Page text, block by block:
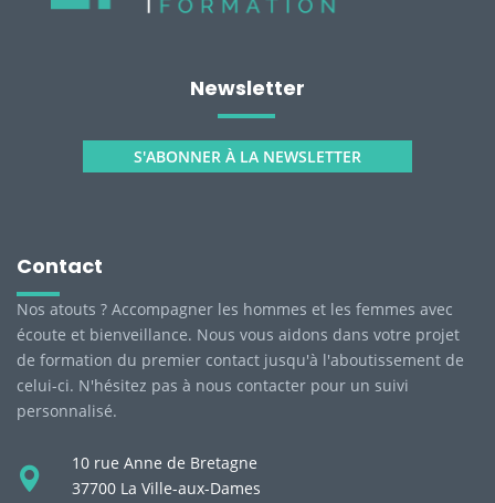
Newsletter
S'ABONNER À LA NEWSLETTER
Contact
Nos atouts ? Accompagner les hommes et les femmes avec
écoute et bienveillance. Nous vous aidons dans votre projet
de formation du premier contact jusqu'à l'aboutissement de
celui-ci. N'hésitez pas à nous contacter pour un suivi
personnalisé.
10 rue Anne de Bretagne
37700 La Ville-aux-Dames